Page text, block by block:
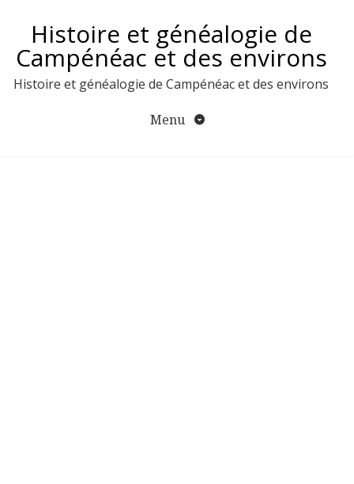
contenuHistoire et généalogie de
Campénéac et des environs
Histoire et généalogie de Campénéac et des environs
Menu